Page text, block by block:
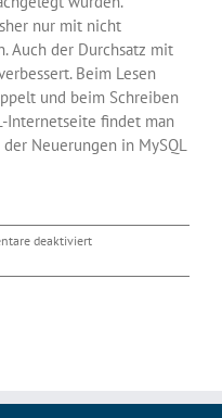
nur mit nicht
Auch der Durchsatz mit
Beim Lesen
und beim Schreiben
Internetseite findet man
Neuerungen in MySQL
deaktiviertfür
5.6